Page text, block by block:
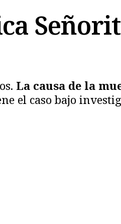
La causa de la
el caso bajo